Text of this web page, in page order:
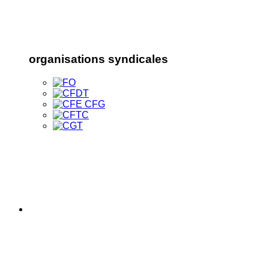
organisations syndicales